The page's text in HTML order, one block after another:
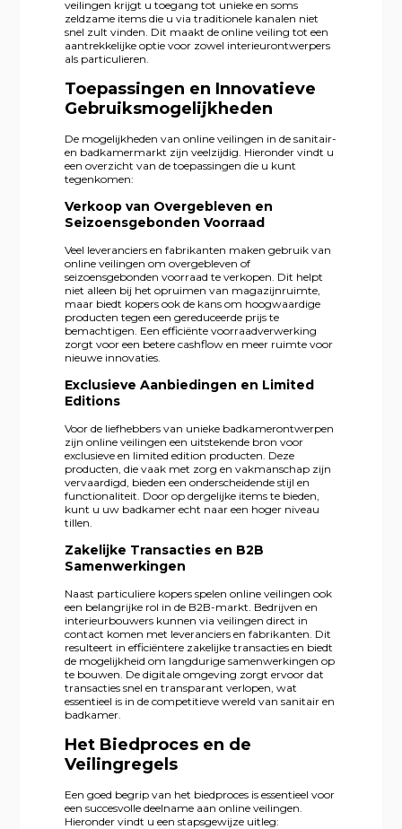
veilingen krijgt u toegang tot unieke en soms
zeldzame items die u via traditionele kanalen niet
snel zult vinden. Dit maakt de online veiling tot een
aantrekkelijke optie voor zowel interieurontwerpers
als particulieren.
Toepassingen en Innovatieve
Gebruiksmogelijkheden
De mogelijkheden van online veilingen in de sanitair-
en badkamermarkt zijn veelzijdig. Hieronder vindt u
een overzicht van de toepassingen die u kunt
tegenkomen:
Verkoop van Overgebleven en
Seizoensgebonden Voorraad
Veel leveranciers en fabrikanten maken gebruik van
online veilingen om overgebleven of
seizoensgebonden voorraad te verkopen. Dit helpt
niet alleen bij het opruimen van magazijnruimte,
maar biedt kopers ook de kans om hoogwaardige
producten tegen een gereduceerde prijs te
bemachtigen. Een efficiënte voorraadverwerking
zorgt voor een betere cashflow en meer ruimte voor
nieuwe innovaties.
Exclusieve Aanbiedingen en Limited
Editions
Voor de liefhebbers van unieke badkamerontwerpen
zijn online veilingen een uitstekende bron voor
exclusieve en limited edition producten. Deze
producten, die vaak met zorg en vakmanschap zijn
vervaardigd, bieden een onderscheidende stijl en
functionaliteit. Door op dergelijke items te bieden,
kunt u uw badkamer echt naar een hoger niveau
tillen.
Zakelijke Transacties en B2B
Samenwerkingen
Naast particuliere kopers spelen online veilingen ook
een belangrijke rol in de B2B-markt. Bedrijven en
interieurbouwers kunnen via veilingen direct in
contact komen met leveranciers en fabrikanten. Dit
resulteert in efficiëntere zakelijke transacties en biedt
de mogelijkheid om langdurige samenwerkingen op
te bouwen. De digitale omgeving zorgt ervoor dat
transacties snel en transparant verlopen, wat
essentieel is in de competitieve wereld van sanitair en
badkamer.
Het Biedproces en de
Veilingregels
Een goed begrip van het biedproces is essentieel voor
een succesvolle deelname aan online veilingen.
Hieronder vindt u een stapsgewijze uitleg: